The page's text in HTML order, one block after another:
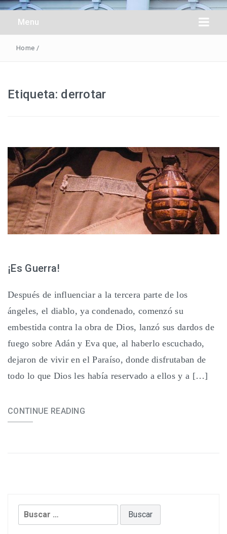
Obreros Universal
Menu
Home /
Etiqueta: derrotar
¡Es Guerra!
Después de influenciar a la tercera parte de los
ángeles, el diablo, ya condenado, comenzó su
embestida contra la obra de Dios, lanzó sus dardos de
fuego sobre Adán y Eva que, al haberlo escuchado,
dejaron de vivir en el Paraíso, donde disfrutaban de
todo lo que Dios les había reservado a ellos y a […]
CONTINUE READING
Buscar: